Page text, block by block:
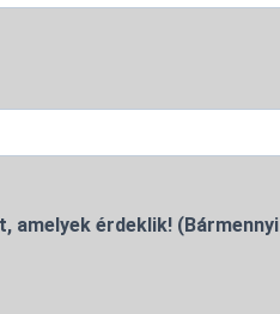
amelyek érdeklik! (Bármennyi